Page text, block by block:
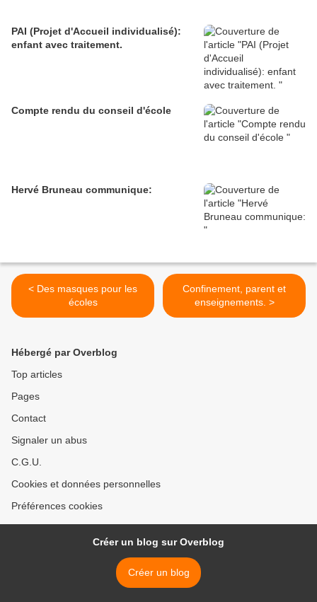
PAI (Projet d'Accueil individualisé):
enfant avec traitement.
Compte rendu du conseil d'école
Hervé Bruneau communique:
< Des masques pour les
écoles
Confinement, parent et
enseignements. >
Hébergé par Overblog
Top articles
Pages
Contact
Signaler un abus
C.G.U.
Cookies et données personnelles
Préférences cookies
Créer un blog sur Overblog
Créer un blog